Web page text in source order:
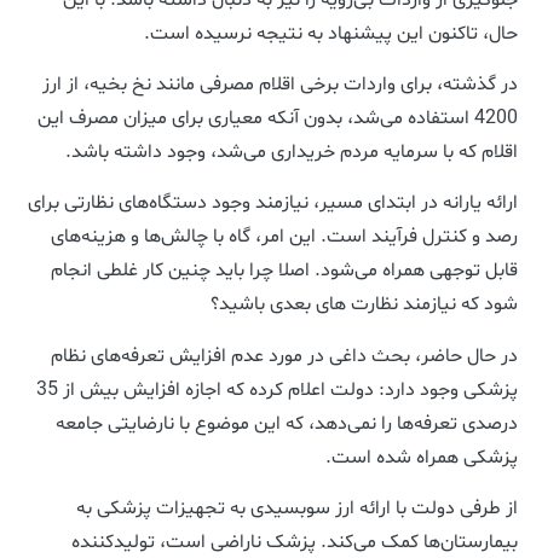
حال، تاکنون این پیشنهاد به نتیجه نرسیده است.
در گذشته، برای واردات برخی اقلام مصرفی مانند نخ بخیه، از ارز
4200 استفاده می‌شد، بدون آنکه معیاری برای میزان مصرف این
اقلام که با سرمایه مردم خریداری می‌شد، وجود داشته باشد.
ارائه یارانه در ابتدای مسیر، نیازمند وجود دستگاه‌های نظارتی برای
رصد و کنترل فرآیند است. این امر، گاه با چالش‌ها و هزینه‌های
قابل توجهی همراه می‌شود. اصلا چرا باید چنین کار غلطی انجام
شود که نیازمند نظارت های بعدی باشید؟
در حال حاضر، بحث داغی در مورد عدم افزایش تعرفه‌های نظام
پزشکی وجود دارد: دولت اعلام کرده که اجازه افزایش بیش از 35
درصدی تعرفه‌ها را نمی‌دهد، که این موضوع با نارضایتی جامعه
پزشکی همراه شده است.
از طرفی دولت با ارائه ارز سوبسیدی به تجهیزات پزشکی به
بیمارستان‌ها کمک می‌کند. پزشک ناراضی است، تولیدکننده